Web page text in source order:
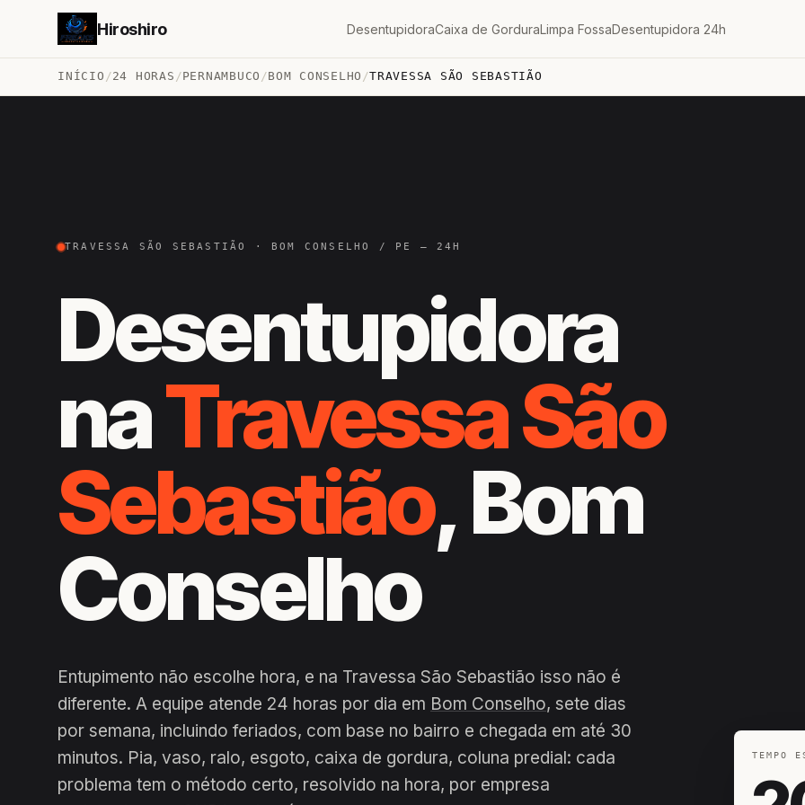
Hiroshiro DesentupidoraCaixa de GorduraLimpa FossaDesentupidora 24h
INÍCIO /24 HORAS /PERNAMBUCO /BOM CONSELHO /TRAVESSA SÃO SEBASTIÃO
TRAVESSA SÃO SEBASTIÃO · BOM CONSELHO / PE — 24H
Desentupidora
naTravessa São
Sebastião, Bom
Conselho
Entupimento não escolhe hora, e na Travessa São Sebastião isso não é
diferente. A equipe atende 24 horas por dia em Bom Conselho, sete dias
por semana, incluindo feriados, com base no bairro e chegada em até 30
minutos. Pia, vaso, ralo, esgoto, caixa de gordura, coluna predial: cada
problema tem o método certo, resolvido na hora, por empresa
TEMPO